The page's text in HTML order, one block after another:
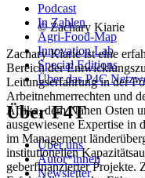
Podcast
In Zahlen
Agri-Food-Map
Innovation Lab
Special Editions
Über das P4C
Über F4T
Über uns
Autor*innen
Newsletter
© Zachary Kiarie
Zachary Kiarie ist eine
Bereich der
Leitungserfahrung in der
Arbeitnehmerrechten und
Afrika, dem Nahen Osten
ausgewiesene Expertise in
im Management
institutionellen
geberfinanzierter Projekte.